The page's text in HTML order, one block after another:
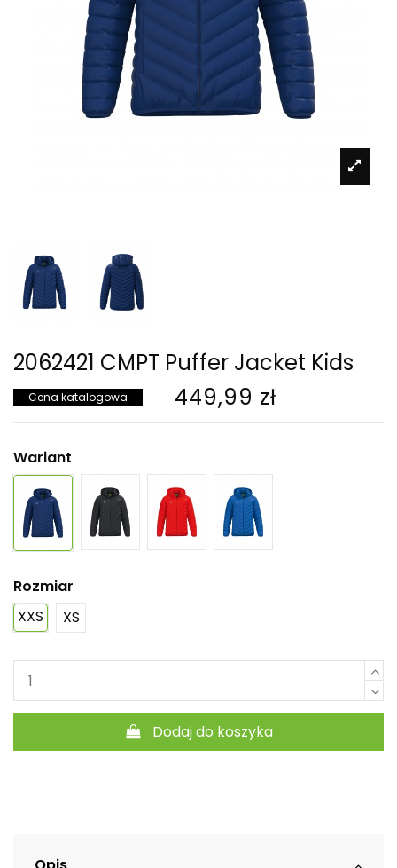
2062421 CMPT Puffer Jacket Kids
Cena katalogowa 449,99 zł
Wariant
Rozmiar
XXS
XS
Dodaj do koszyka